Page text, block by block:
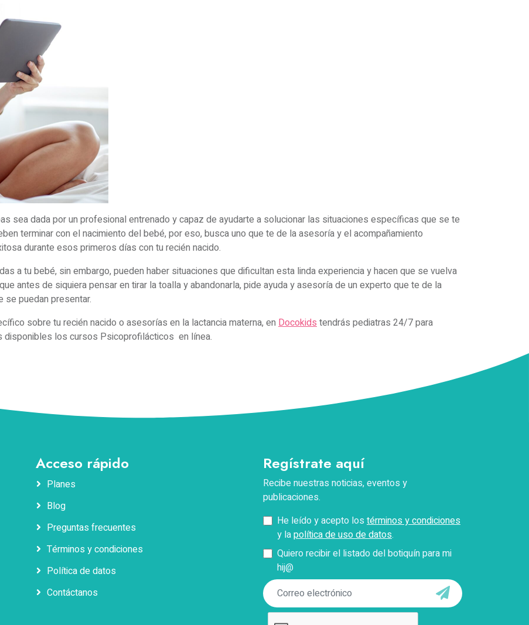
sea dada por un profesional entrenado y capaz de ayudarte a solucionar las situaciones específicas que se te
terminar con el nacimiento del bebé, por eso, busca uno que te de la asesoría y el acompañamiento
durante esos primeros días con tu recién nacido.
a tu bebé, sin embargo, pueden haber situaciones que dificultan esta linda experiencia y hacen que se vuelva
antes de siquiera pensar en tirar la toalla y abandonarla, pide ayuda y asesoría de un experto que te de la
se puedan presentar.
sobre tu recién nacido o asesorías en la lactancia materna, en Docokidstendrás pediatras 24/7 para
disponibles los cursos Psicoprofilácticos en línea.
Acceso rápido
Planes
Blog
Preguntas frecuentes
Términos y condiciones
Política de datos
Contáctanos
Regístrate aquí
Recibe nuestras noticias, eventos y
publicaciones.
He leído y acepto los términos y condiciones
y lapolítica de uso de datos.
Quiero recibir el listado del botiquín para mi
hij@
Enviar
Teléfono
Pregunta
acceso.